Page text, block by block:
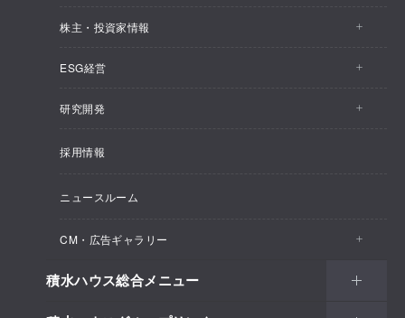
会社情報トップ
事業概要
企業理念
株主・投資家情報
株主・投資家情報トップ
IRトピックス
経営計画
M.D.C. Holdings, Incの買収について
受注速報
ESG経営
ESG経営トップ
CEOメッセージ
ESG経営の方針・体制
マテリアリティ
環境
研究開発
しあわせ住まい研究所
総合住宅研究所
採用情報
ニュースルーム
CM・広告ギャラリー
CM・広告ギャラリートップ
積水ハウス総合メニュー